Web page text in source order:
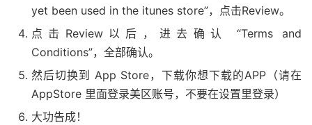
yet been used in the itunes store”，点击Review。
点击Review以后，进去确认 “Terms and
Conditions”，全部确认。
然后切换到 App Store，下载你想下载的APP（请在
AppStore 里面登录美区账号，不要在设置里登录）
大功告成！